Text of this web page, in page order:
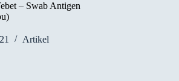
– Swab Antigen
Artikel